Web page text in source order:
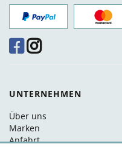
UNTERNEHMEN
Über uns
Marken
Anfahrt